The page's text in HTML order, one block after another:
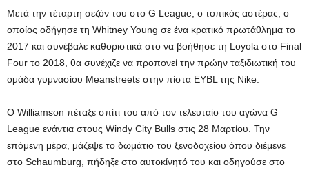
Μετά την τέταρτη σεζόν του στο G League, ο τοπικός αστέρας, ο
οποίος οδήγησε τη Whitney Young σε ένα κρατικό πρωτάθλημα το
2017 και συνέβαλε καθοριστικά στο να βοήθησε τη Loyola στο Final
Four το 2018, θα συνέχιζε να προπονεί την πρώην ταξιδιωτική του
ομάδα γυμνασίου Meanstreets στην πίστα EYBL της Nike.
Ο Williamson πέταξε σπίτι του από τον τελευταίο του αγώνα G
League ενάντια στους Windy City Bulls στις 28 Μαρτίου. Την
επόμενη μέρα, μάζεψε το δωμάτιο του ξενοδοχείου όπου διέμενε
στο Schaumburg, πήδηξε στο αυτοκίνητό του και οδηγούσε στο